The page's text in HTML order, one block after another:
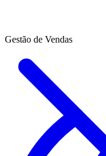
Gestão de Vendas